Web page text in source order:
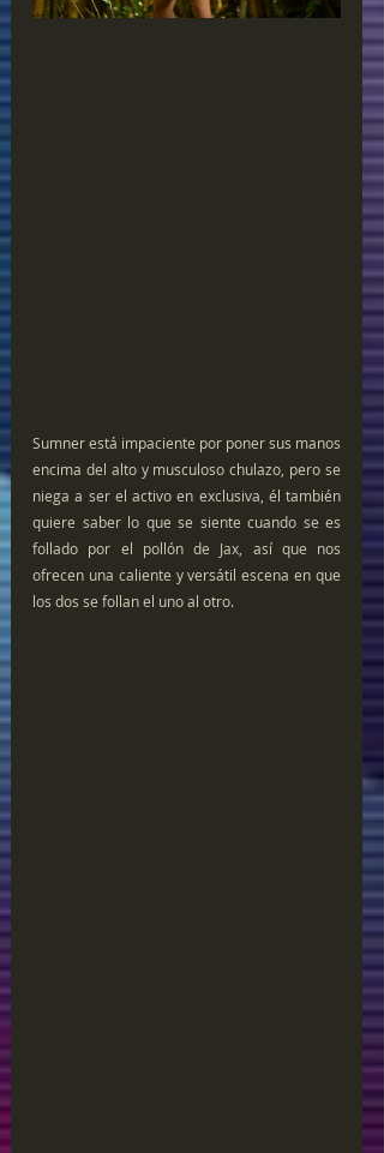
Sumner está impaciente por poner sus manos
encima del alto y musculoso chulazo, pero se
niega a ser el activo en exclusiva, él también
quiere saber lo que se siente cuando se es
follado por el pollón de Jax, así que nos
ofrecen una caliente y versátil escena en que
los dos se follan el uno al otro.